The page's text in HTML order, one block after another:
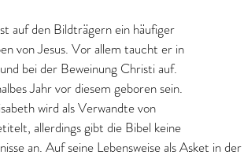
auf den Bildträgern ein häufiger
von Jesus. Vor allem taucht er in
bei der Beweinung Christi auf.
Jahr vor diesem geboren sein.
wird als Verwandte von
allerdings gibt die Bibel keine
an. Auf seine Lebensweise als Asket in